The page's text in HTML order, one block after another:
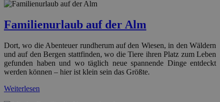
Familienurlaub auf der Alm
Dort, wo die Abenteuer rundherum auf den Wiesen, in den Wäldern
und auf den Bergen stattfinden, wo die Tiere ihren Platz zum Leben
gefunden haben und wo täglich neue spannende Dinge entdeckt
werden können – hier ist klein sein das Größte.
Weiterlesen